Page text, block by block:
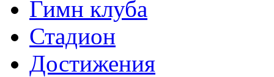
Гимн клуба
Стадион
Достижения